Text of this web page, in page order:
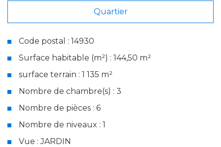
Quartier
Code postal : 14930
Surface habitable (m²) : 144,50 m²
surface terrain : 1 135 m²
Nombre de chambre(s) : 3
Nombre de pièces : 6
Nombre de niveaux : 1
Vue : JARDIN